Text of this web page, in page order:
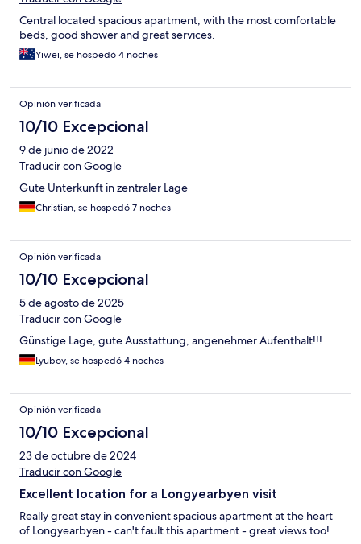
Central located spacious apartment, with the most comfortable
beds, good shower and great services.
Yiwei, se hospedó 4 noches
Opinión verificada
10/10 Excepcional
9 de junio de 2022
Traducir con Google
Gute Unterkunft in zentraler Lage
Christian, se hospedó 7 noches
Opinión verificada
10/10 Excepcional
5 de agosto de 2025
Traducir con Google
Günstige Lage, gute Ausstattung, angenehmer Aufenthalt!!!
Lyubov, se hospedó 4 noches
Opinión verificada
10/10 Excepcional
23 de octubre de 2024
Traducir con Google
Excellent location for a Longyearbyen visit
Really great stay in convenient spacious apartment at the heart
of Longyearbyen - can't fault this apartment - great views too!